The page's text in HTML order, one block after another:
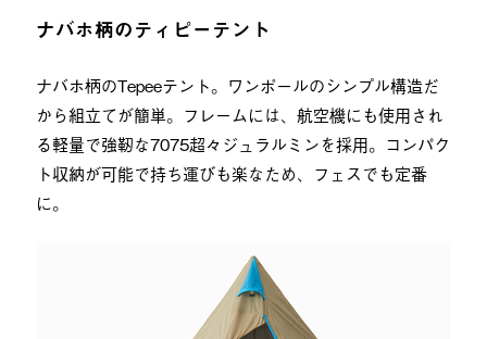
ナバホ柄のティピーテント
ナバホ柄のTepeeテント。ワンポールのシンプル構造だ
から組立てが簡単。フレームには、航空機にも使用され
る軽量で強靭な7075超々ジュラルミンを採用。コンパク
ト収納が可能で持ち運びも楽なため、フェスでも定番
に。